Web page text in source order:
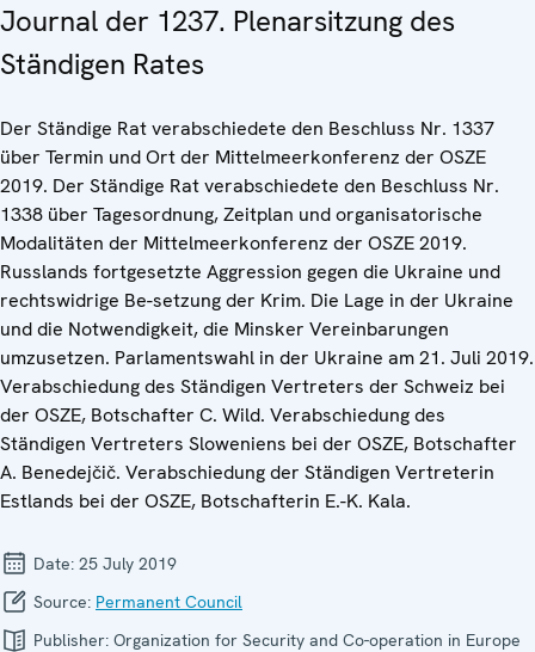
Journal der 1237. Plenarsitzung des
Ständigen Rates
Der Ständige Rat verabschiedete den Beschluss Nr. 1337
über Termin und Ort der Mittelmeerkonferenz der OSZE
2019. Der Ständige Rat verabschiedete den Beschluss Nr.
1338 über Tagesordnung, Zeitplan und organisatorische
Modalitäten der Mittelmeerkonferenz der OSZE 2019.
Russlands fortgesetzte Aggression gegen die Ukraine und
rechtswidrige Be-setzung der Krim. Die Lage in der Ukraine
und die Notwendigkeit, die Minsker Vereinbarungen
umzusetzen. Parlamentswahl in der Ukraine am 21. Juli 2019.
Verabschiedung des Ständigen Vertreters der Schweiz bei
der OSZE, Botschafter C. Wild. Verabschiedung des
Ständigen Vertreters Sloweniens bei der OSZE, Botschafter
A. Benedejčič. Verabschiedung der Ständigen Vertreterin
Estlands bei der OSZE, Botschafterin E.-K. Kala.
Date: 25 July 2019
Source: Permanent Council
Publisher: Organization for Security and Co-operation in Europe